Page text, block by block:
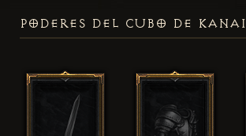
PODERES DEL CUBO DE KANAI